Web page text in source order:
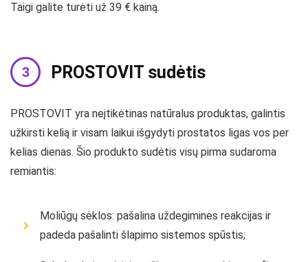
Taigi galite turėti už 39 € kainą.
PROSTOVIT sudėtis
PROSTOVIT yra neįtikėtinas natūralus produktas, galintis
užkirsti kelią ir visam laikui išgydyti prostatos ligas vos per
kelias dienas. Šio produkto sudėtis visų pirma sudaroma
remiantis:
Moliūgų sėklos: pašalina uždegimines reakcijas ir
padeda pašalinti šlapimo sistemos spūstis;